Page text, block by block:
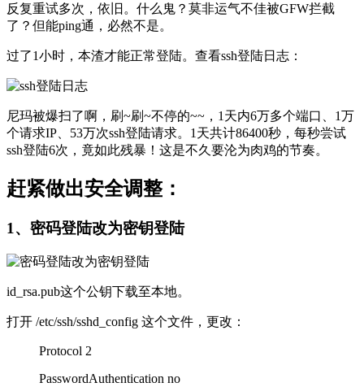
反复重试多次，依旧。什么鬼？莫非运气不佳被GFW拦截
了？但能ping通，必然不是。
过了1小时，本渣才能正常登陆。查看ssh登陆日志：
尼玛被爆扫了啊，刷~刷~不停的~~，1天内6万多个端口、1万
个请求IP、53万次ssh登陆请求。1天共计86400秒，每秒尝试
ssh登陆6次，竟如此残暴！这是不久要沦为肉鸡的节奏。
赶紧做出安全调整：
1、密码登陆改为密钥登陆
id_rsa.pub这个公钥下载至本地。
打开 /etc/ssh/sshd_config 这个文件，更改：
Protocol 2
PasswordAuthentication no